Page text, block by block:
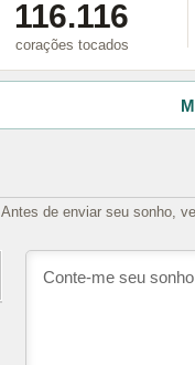
116.116
corações tocados
Antes de enviar seu sonho,